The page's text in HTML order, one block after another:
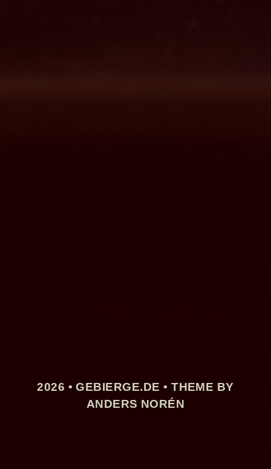
2026 •GEBIERGE.DE • THEME BY
ANDERS NORÉN